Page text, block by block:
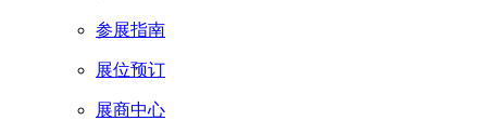
参展指南
展位预订
展商中心